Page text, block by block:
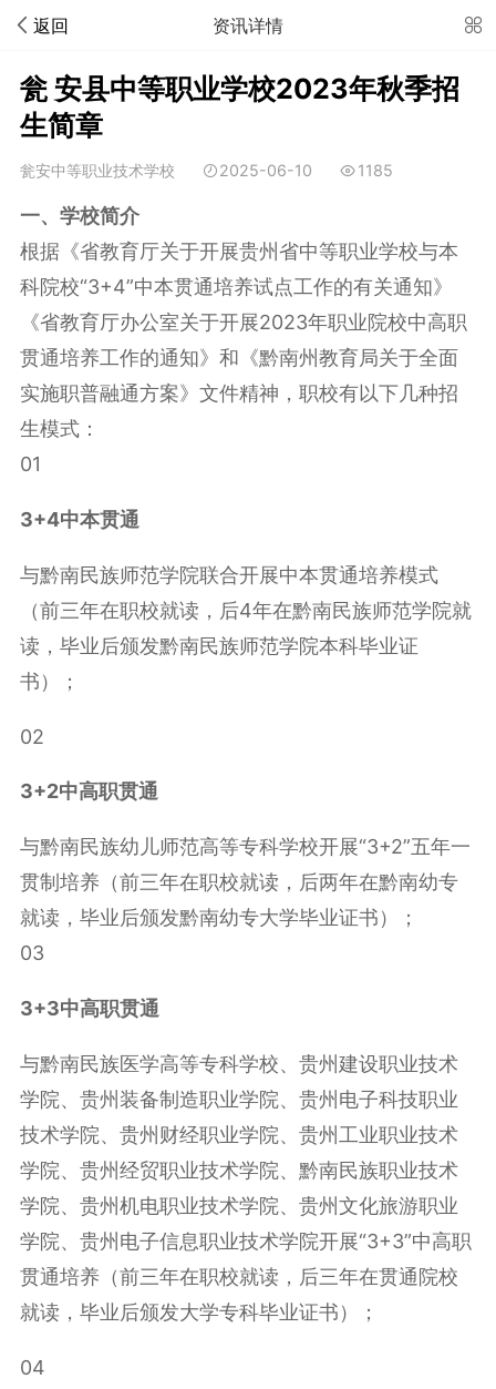
返回 资讯详情
瓮 安县中等职业学校2023年秋季招
生简章
瓮安中等职业技术学校 2025-06-10 1185
一、学校简介
根据《省教育厅关于开展贵州省中等职业学校与本
科院校“3+4”中本贯通培养试点工作的有关通知》
《省教育厅办公室关于开展2023年职业院校中高职
贯通培养工作的通知》和《黔南州教育局关于全面
实施职普融通方案》文件精神，职校有以下几种招
生模式：
01
3+4中本贯通
与黔南民族师范学院联合开展中本贯通培养模式
（前三年在职校就读，后4年在黔南民族师范学院就
读，毕业后颁发黔南民族师范学院本科毕业证
书）；
02
3+2中高职贯通
与黔南民族幼儿师范高等专科学校开展“3+2”五年一
贯制培养（前三年在职校就读，后两年在黔南幼专
就读，毕业后颁发黔南幼专大学毕业证书）；
03
3+3中高职贯通
与黔南民族医学高等专科学校、贵州建设职业技术
学院、贵州装备制造职业学院、贵州电子科技职业
技术学院、贵州财经职业学院、贵州工业职业技术
学院、贵州经贸职业技术学院、黔南民族职业技术
学院、贵州机电职业技术学院、贵州文化旅游职业
学院、贵州电子信息职业技术学院开展“3+3”中高职
贯通培养（前三年在职校就读，后三年在贯通院校
就读，毕业后颁发大学专科毕业证书）；
04